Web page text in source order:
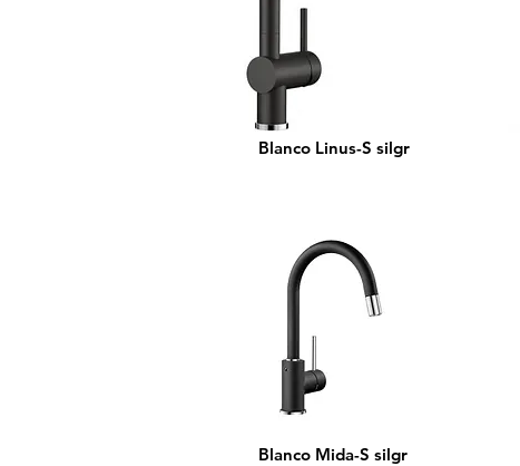
Blanco Linus-S silgr
Blanco Mida-S silgr